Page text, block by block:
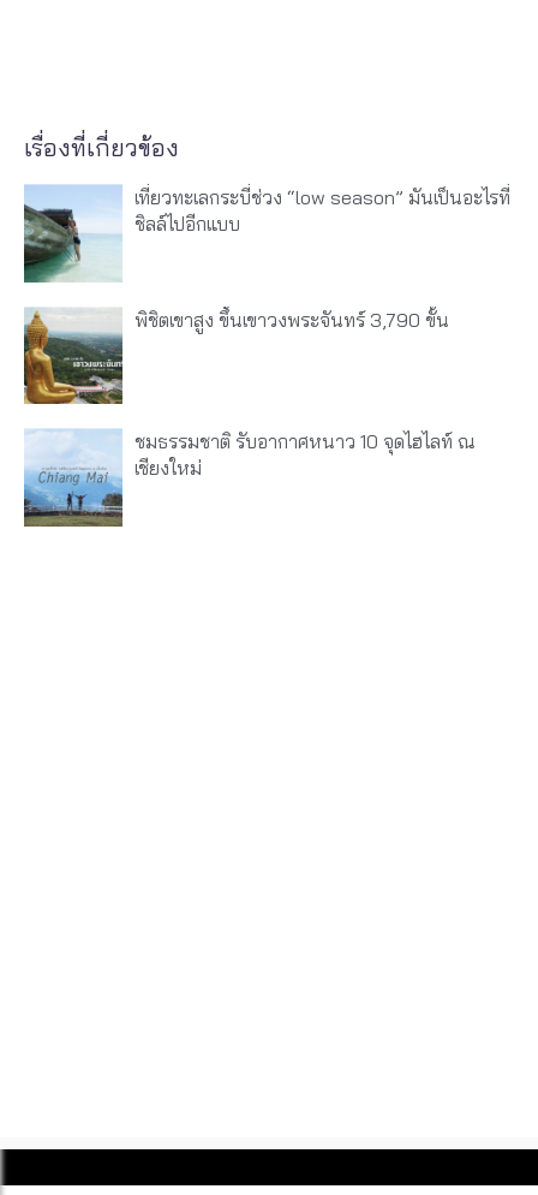
เรื่องที่เกี่ยวข้อง
เที่ยวทะเลกระบี่ช่วง “low season” มันเป็นอะไรที่
ชิลล์ไปอีกแบบ
พิชิตเขาสูง ขึ้นเขาวงพระจันทร์ 3,790 ขั้น
ชมธรรมชาติ รับอากาศหนาว 10 จุดไฮไลท์ ณ
เชียงใหม่